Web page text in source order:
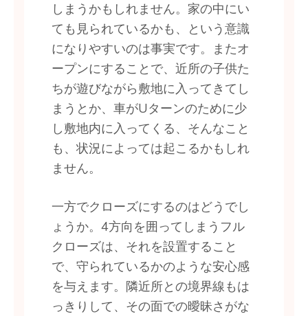
しまうかもしれません。家の中にい
ても見られているかも、という意識
になりやすいのは事実です。またオ
ープンにすることで、近所の子供た
ちが遊びながら敷地に入ってきてし
まうとか、車がUターンのために少
し敷地内に入ってくる、そんなこと
も、状況によっては起こるかもしれ
ません。
一方でクローズにするのはどうでし
ょうか。4方向を囲ってしまうフル
クローズは、それを設置すること
で、守られているかのような安心感
を与えます。隣近所との境界線もは
っきりして、その面での曖昧さがな